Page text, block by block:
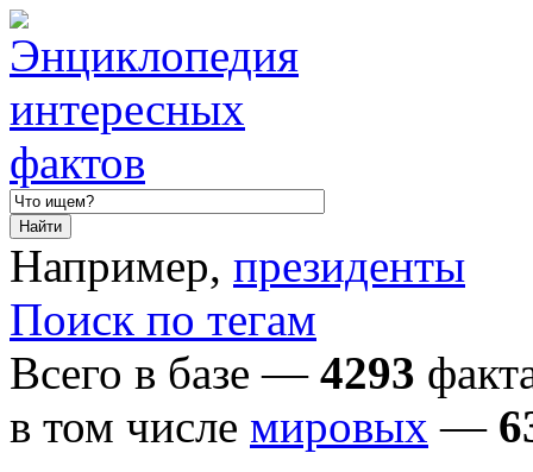
Например, президенты
Поиск по тегам
Всего в базе — 4293
в том числе мировых —